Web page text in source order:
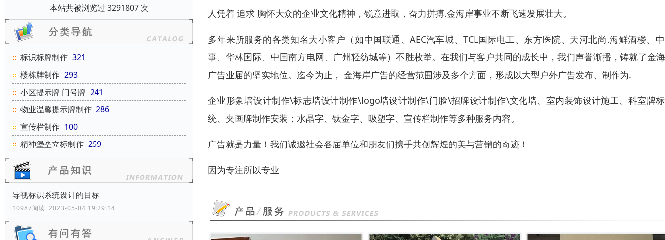
本站共被浏览过 3291807 次
标识标牌制作 321
楼栋牌制作 293
小区提示牌 门号牌 241
物业温馨提示牌制作 286
宣传栏制作 100
精神堡垒立标制作 259
导视标识系统设计的目标
10987阅读 2023-05-04 19:29:14
人凭着 追求 胸怀大众的企业文化精神，锐意进取，奋力拼搏.金海岸事业不断飞速发展壮大。
多年来所服务的各类知名大小客户（如中国联通、AEC汽车城、TCL国际电工、东方医院、天河北尚.海鲜酒楼、
事、华林国际、中国南方电网、广州轻纺城等）不胜枚举。在我们与客户共同的成长中，我们声誉渐播，铸就了金
广告业届的坚实地位。迄今为止， 金海岸广告的经营范围涉及多个方面，形成以大型户外广告发布、制作为.
企业形象墙设计制作\标志墙设计制作\logo墙设计制作\门脸\招牌设计制作\文化墙、室内装饰设计施工、科室牌
统、夹画牌制作安装；水晶字、钛金字、吸塑字、宣传栏制作等多种服务内容。
广告就是力量！我们诚邀社会各届单位和朋友们携手共创辉煌的美与营销的奇迹！
因为专注所以专业